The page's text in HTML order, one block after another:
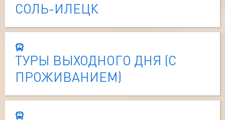
СОЛЬ-ИЛЕЦК
ТУРЫ ВЫХОДНОГО ДНЯ (С
ПРОЖИВАНИЕМ)